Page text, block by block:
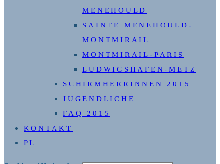
MENEHOULD
SAINTE MENEHOULD-
MONTMIRAIL
MONTMIRAIL-PARIS
LUDWIGSHAFEN-METZ
SCHIRMHERRINNEN 2015
JUGENDLICHE
FAQ 2015
KONTAKT
PL